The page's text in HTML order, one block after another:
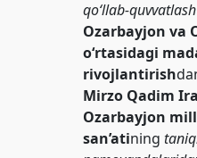
qo‘llab-quvvatlash
Ozarbayjon va
o‘rtasidagi
rivojlantirish
Mirzo Qadim
Ozarbayjon
san’atining